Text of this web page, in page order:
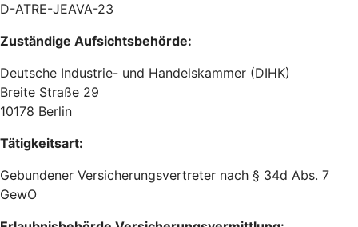
D-ATRE-JEAVA-23
Zuständige Aufsichtsbehörde:
Deutsche Industrie- und Handelskammer (DIHK)
Breite Straße 29
10178 Berlin
Tätigkeitsart:
Gebundener Versicherungsvertreter nach § 34d Abs. 7
GewO